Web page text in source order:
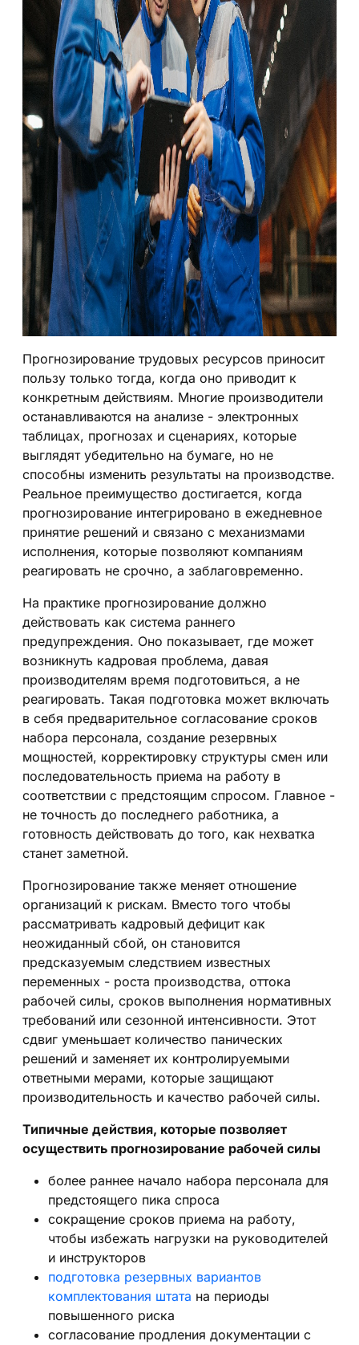
Прогнозирование трудовых ресурсов приносит
пользу только тогда, когда оно приводит к
конкретным действиям. Многие производители
останавливаются на анализе - электронных
таблицах, прогнозах и сценариях, которые
выглядят убедительно на бумаге, но не
способны изменить результаты на производстве.
Реальное преимущество достигается, когда
прогнозирование интегрировано в ежедневное
принятие решений и связано с механизмами
исполнения, которые позволяют компаниям
реагировать не срочно, а заблаговременно.
На практике прогнозирование должно
действовать как система раннего
предупреждения. Оно показывает, где может
возникнуть кадровая проблема, давая
производителям время подготовиться, а не
реагировать. Такая подготовка может включать
в себя предварительное согласование сроков
набора персонала, создание резервных
мощностей, корректировку структуры смен или
последовательность приема на работу в
соответствии с предстоящим спросом. Главное -
не точность до последнего работника, а
готовность действовать до того, как нехватка
станет заметной.
Прогнозирование также меняет отношение
организаций к рискам. Вместо того чтобы
рассматривать кадровый дефицит как
неожиданный сбой, он становится
предсказуемым следствием известных
переменных - роста производства, оттока
рабочей силы, сроков выполнения нормативных
требований или сезонной интенсивности. Этот
сдвиг уменьшает количество панических
решений и заменяет их контролируемыми
ответными мерами, которые защищают
производительность и качество рабочей силы.
Типичные действия, которые позволяет
осуществить прогнозирование рабочей силы
более раннее начало набора персонала для
предстоящего пика спроса
сокращение сроков приема на работу,
чтобы избежать нагрузки на руководителей
и инструкторов
подготовка резервных вариантов
комплектования штата на периоды
повышенного риска
согласование продления документации с